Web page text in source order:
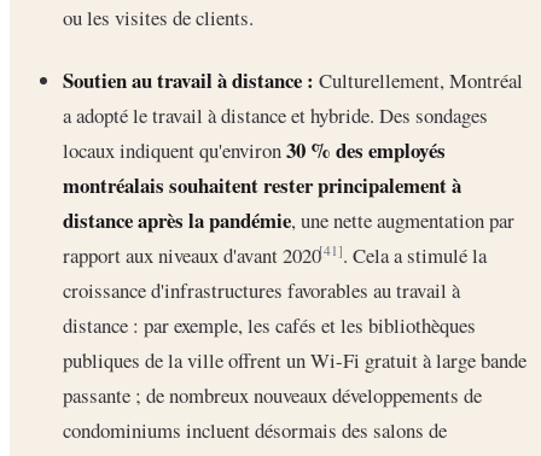
ou les visites de clients.
Soutien au travail à distance : Culturellement, Montréal
a adopté le travail à distance et hybride. Des sondages
locaux indiquent qu'environ30 % des employés
montréalais souhaitent rester principalement à
distance après la pandémie, une nette augmentation par
rapport aux niveaux d'avant 2020[41]. Cela a stimulé la
croissance d'infrastructures favorables au travail à
distance : par exemple, les cafés et les bibliothèques
publiques de la ville offrent un Wi-Fi gratuit à large bande
passante ; de nombreux nouveaux développements de
condominiums incluent désormais des salons de